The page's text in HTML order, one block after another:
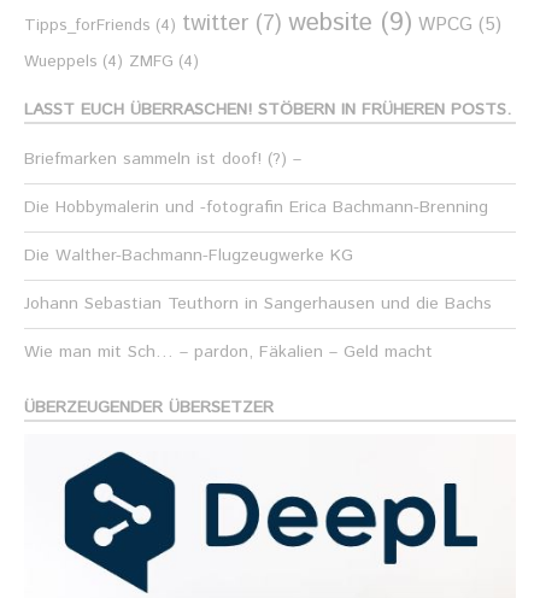
Tipps_forFriends (4) twitter (7) website (9) WPCG (5)
Wueppels (4) ZMFG (4)
LASST EUCH ÜBERRASCHEN! STÖBERN IN FRÜHEREN POSTS.
Briefmarken sammeln ist doof! (?) –
Die Hobbymalerin und -fotografin Erica Bachmann-Brenning
Die Walther-Bachmann-Flugzeugwerke KG
Johann Sebastian Teuthorn in Sangerhausen und die Bachs
Wie man mit Sch… – pardon, Fäkalien – Geld macht
ÜBERZEUGENDER ÜBERSETZER